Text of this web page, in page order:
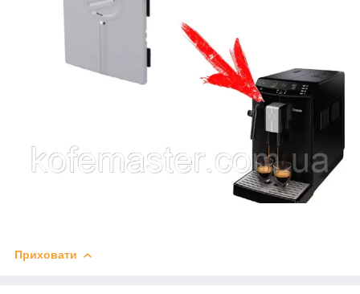
Приховати